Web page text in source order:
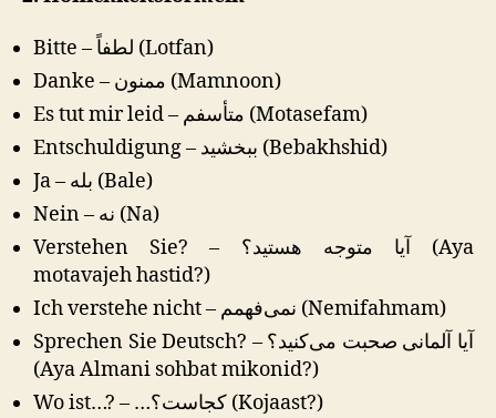
Bitte – لطفاً (Lotfan)
Danke – ممنون (Mamnoon)
Es tut mir leid – متأسفم (Motasefam)
Entschuldigung – ببخشید (Bebakhshid)
Ja – بله (Bale)
Nein – نه (Na)
Verstehen Sie? – آیا متوجه هستید؟ (Aya
motavajeh hastid?)
Ich verstehe nicht – نمی‌فهمم (Nemifahmam)
Sprechen Sie Deutsch? – آیا آلمانی صحبت می‌کنید؟
(Aya Almani sohbat mikonid?)
Wo ist…? – …کجاست؟ (Kojaast?)